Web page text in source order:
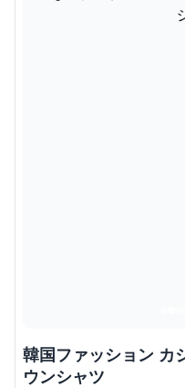
韓国ファッション カ
ウンシャツ